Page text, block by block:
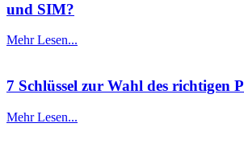
und SIM?
Mehr Lesen...
7 Schlüssel zur Wahl des richtigen
Mehr Lesen...